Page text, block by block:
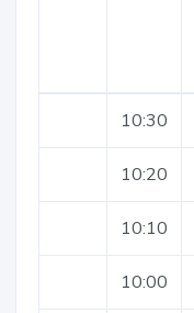
10:30
10:20
10:10
10:00